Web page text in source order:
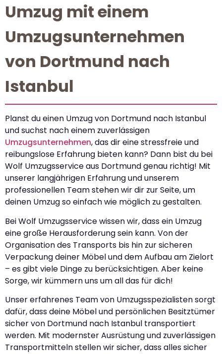
Umzug mit einem
Umzugsunternehmen
von Dortmund nach
Istanbul
Planst du einen Umzug von Dortmund nach Istanbul
und suchst nach einem zuverlässigen
Umzugsunternehmen, das dir eine stressfreie und
reibungslose Erfahrung bieten kann? Dann bist du bei
Wolf Umzugsservice aus Dortmund genau richtig! Mit
unserer langjährigen Erfahrung und unserem
professionellen Team stehen wir dir zur Seite, um
deinen Umzug so einfach wie möglich zu gestalten.
Bei Wolf Umzugsservice wissen wir, dass ein Umzug
eine große Herausforderung sein kann. Von der
Organisation des Transports bis hin zur sicheren
Verpackung deiner Möbel und dem Aufbau am Zielort
– es gibt viele Dinge zu berücksichtigen. Aber keine
Sorge, wir kümmern uns um all das für dich!
Unser erfahrenes Team von Umzugsspezialisten sorgt
dafür, dass deine Möbel und persönlichen Besitztümer
sicher von Dortmund nach Istanbul transportiert
werden. Mit modernster Ausrüstung und zuverlässigen
Transportmitteln stellen wir sicher, dass alles sicher